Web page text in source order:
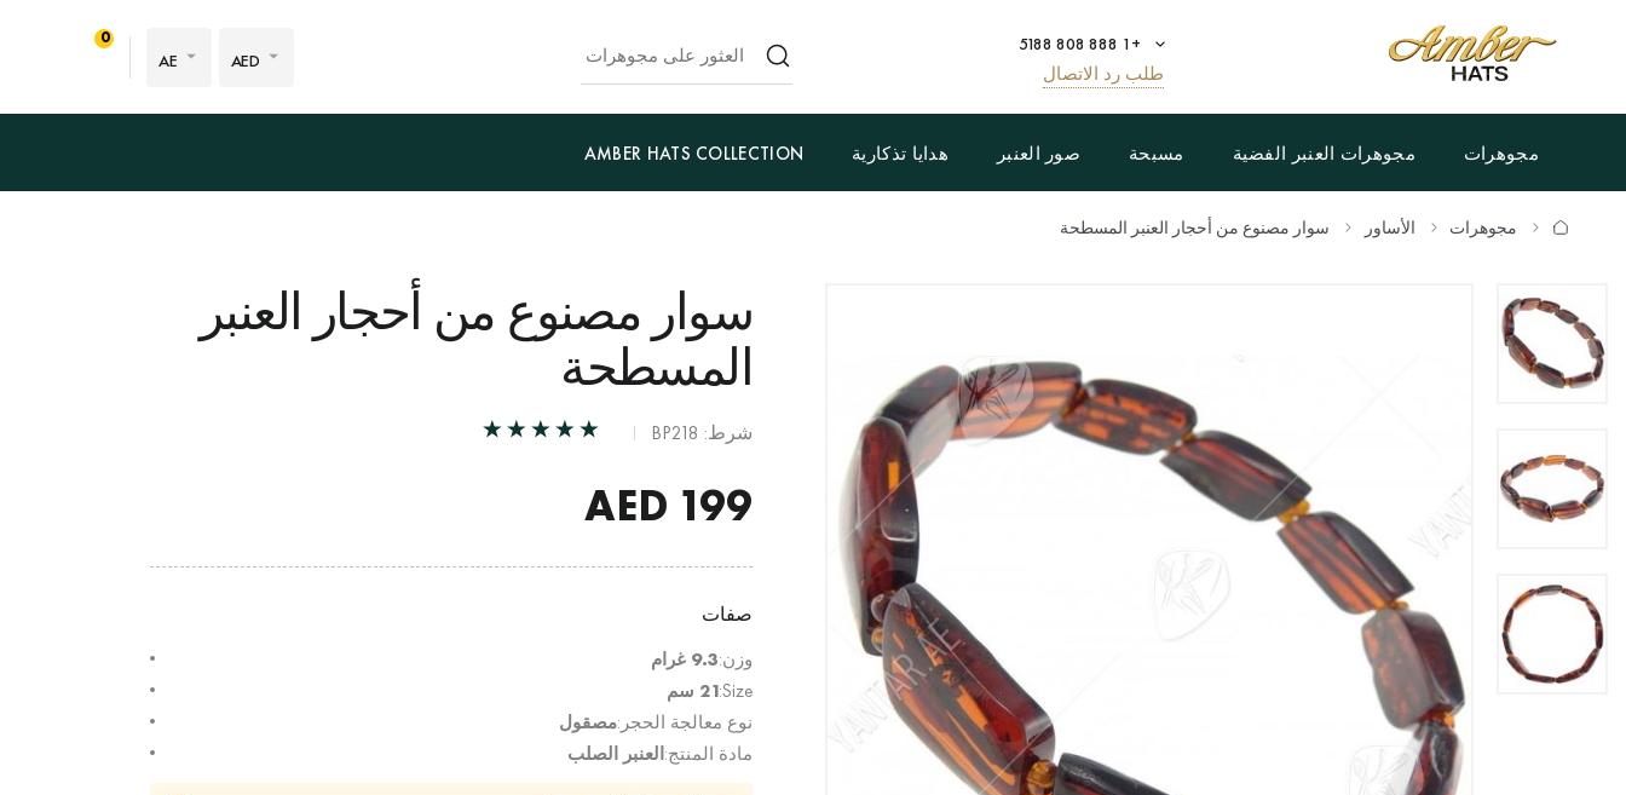
+1 888 808 5188
طلب رد الاتصال
AED
AE
0
مجوهرات مجوهرات العنبر الفضية مسبحة صور العنبر هدايا تذكارية AMBER HATS COLLECTION
مجوهرات الأساور سوار مصنوع من أحجار العنبر المسطحة
سوار مصنوع من أحجار العنبر
المسطحة
شرط: BP218
199
صفات
وزن:9.3 غرام
Size:21 سم
نوع معالجة الحجر:مصقول
مادة المنتج:العنبر الصلب